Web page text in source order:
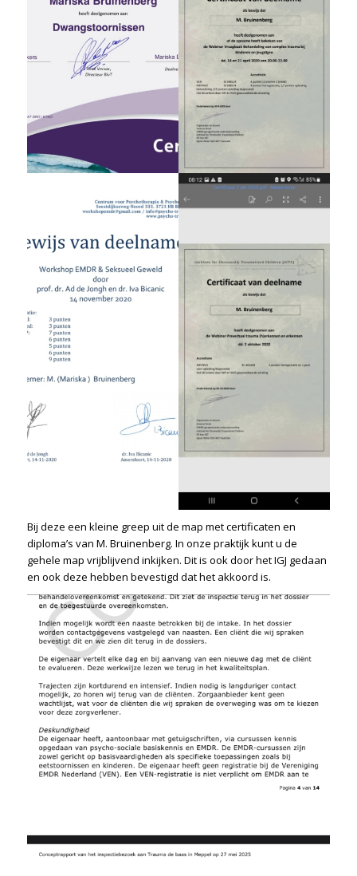
Bij deze een kleine greep uit de map met certificaten en
diploma’s van M. Bruinenberg. In onze praktijk kunt u de
gehele map vrijblijvend inkijken. Dit is ook door het IGJ gedaan
en ook deze hebben bevestigd dat het akkoord is.